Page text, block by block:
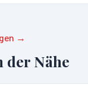
→
der Nähe